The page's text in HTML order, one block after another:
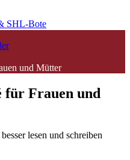
SHL-Bote
und Mütter
für Frauen und
lesen und schreiben